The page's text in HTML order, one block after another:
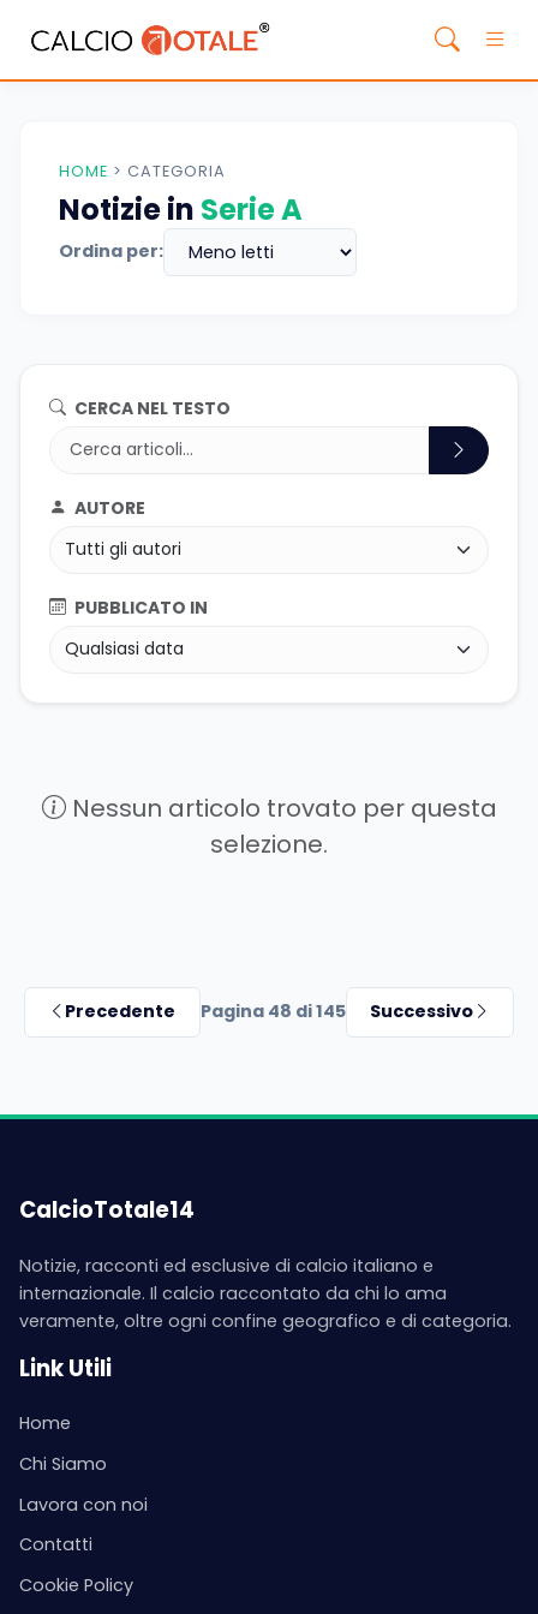
HOME > CATEGORIA
Notizie in Serie A
Ordina per:
CERCA NEL TESTO
AUTORE
PUBBLICATO IN
Nessun articolo trovato per questa
selezione.
Precedente Pagina 48 di 145 Successivo
CalcioTotale14
Notizie, racconti ed esclusive di calcio italiano e
internazionale. Il calcio raccontato da chi lo ama
veramente, oltre ogni confine geografico e di categoria.
Link Utili
Home
Chi Siamo
Lavora con noi
Contatti
Cookie Policy